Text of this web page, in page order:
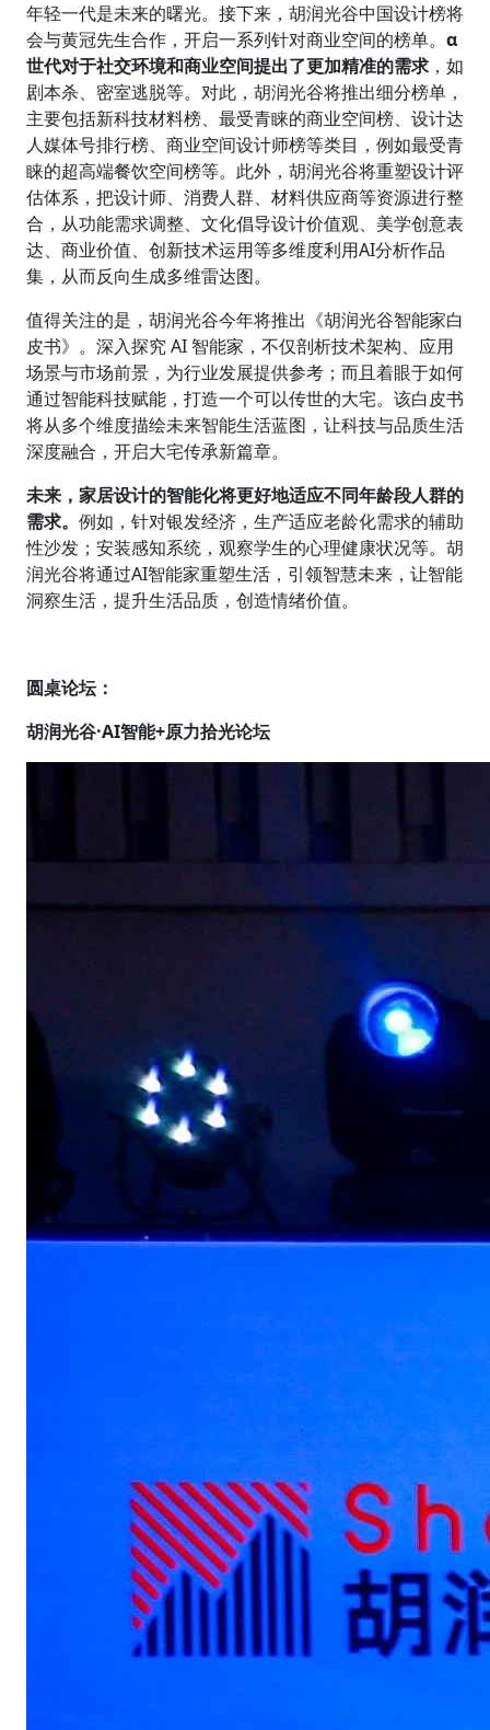
年轻一代是未来的曙光。接下来，胡润光谷中国设计榜将
会与黄冠先生合作，开启一系列针对商业空间的榜单。 α
世代对于社交环境和商业空间提出了更加精准的需求 ，如
剧本杀、密室逃脱等。对此，胡润光谷将推出细分榜单，
主要包括新科技材料榜、最受青睐的商业空间榜、设计达
人媒体号排行榜、商业空间设计师榜等类目，例如最受青
睐的超高端餐饮空间榜等。此外，胡润光谷将重塑设计评
估体系，把设计师、消费人群、材料供应商等资源进行整
合，从功能需求调整、文化倡导设计价值观、美学创意表
达、商业价值、创新技术运用等多维度利用AI分析作品
集，从而反向生成多维雷达图。
值得关注的是，胡润光谷今年将推出《胡润光谷智能家白
皮书》。深入探究 AI 智能家，不仅剖析技术架构、应用
场景与市场前景，为行业发展提供参考；而且着眼于如何
通过智能科技赋能，打造一个可以传世的大宅。该白皮书
将从多个维度描绘未来智能生活蓝图，让科技与品质生活
深度融合，开启大宅传承新篇章。
未来，家居设计的智能化将更好地适应不同年龄段人群的
需求。 例如，针对银发经济，生产适应老龄化需求的辅助
性沙发；安装感知系统，观察学生的心理健康状况等。胡
润光谷将通过AI智能家重塑生活，引领智慧未来，让智能
洞察生活，提升生活品质，创造情绪价值。
圆桌论坛：
胡润光谷·AI智能+原力拾光论坛